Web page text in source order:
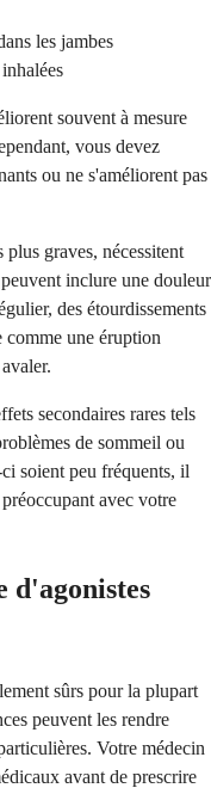
les jambes
souvent à mesure
vous devez
ou ne s'améliorent pas
graves, nécessitent
inclure une douleur
des étourdissements
comme une éruption
secondaires rares tels
de sommeil ou
soient peu fréquents, il
avec votre
d'agonistes
sûrs pour la plupart
peuvent les rendre
Votre médecin
avant de prescrire